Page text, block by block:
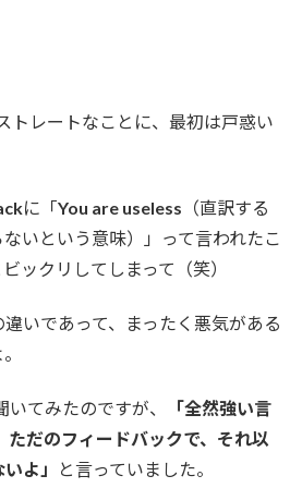
トレートなことに、最初は戸惑い
に「You are useless （直訳する
いという意味）」って言われたこ
ックリしてしまって（笑）
いであって、まったく悪気がある
いてみたのですが、
「全然強い言
ただのフィードバックで、それ以
よ」
と言っていました。